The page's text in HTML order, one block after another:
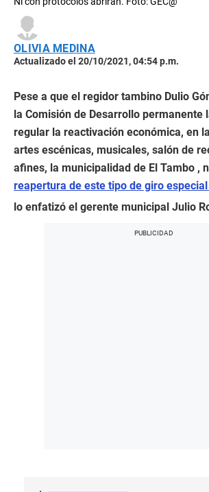
OLIVIA MEDINA
Actualizado el 20/10/2021, 04:54 p.m.
Pese a que el regidor tambino Dulio
la Comisión de Desarrollo permanente
regular la reactivación económica, en
artes escénicas, musicales, salón de
afines, la municipalidad de El Tambo ,
reapertura de este tipo de giro
lo enfatizó el gerente municipal Julio